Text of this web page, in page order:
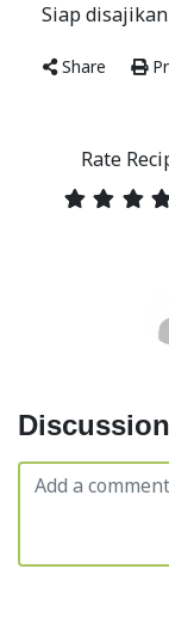
Siap
Share
Rate
Discussion